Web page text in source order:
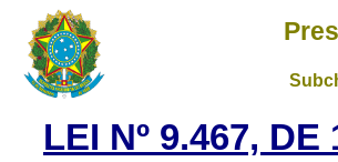
LEI Nº 9.467,